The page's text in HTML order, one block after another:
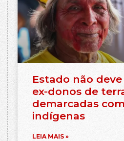
Estado não
ex-donos de
demarcadas
indígenas
LEIA MAIS »